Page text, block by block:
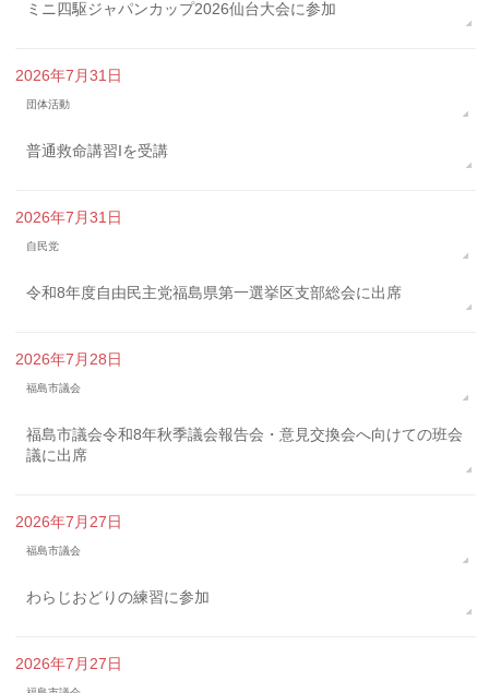
ミニ四駆ジャパンカップ2026仙台大会に参加
2026年7月31日
団体活動
普通救命講習Iを受講
2026年7月31日
自民党
令和8年度自由民主党福島県第一選挙区支部総会に出席
2026年7月28日
福島市議会
福島市議会令和8年秋季議会報告会・意見交換会へ向けての班会
議に出席
2026年7月27日
福島市議会
わらじおどりの練習に参加
2026年7月27日